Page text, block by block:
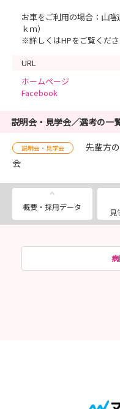
お車をご利用の場合：山
ｋｍ）
※詳しくはHPをご覧くださ
URL
ホームページ
Facebook
説明会・見学会／選考の一
説明会・見学会
先輩方
会
概要・採用データ
見